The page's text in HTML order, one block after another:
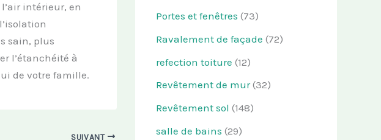
intérieur, en
sain, plus
l’étanchéité à
de votre famille.
SUIVANT
Portes et fenêtres (73)
Ravalement de façade (72)
refection toiture (12)
Revêtement de mur(32)
Revêtement sol (148)
salle de bains (29)